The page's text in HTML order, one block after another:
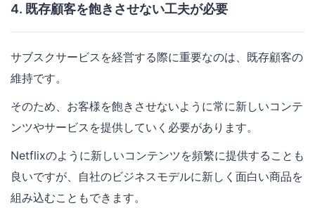
4. 既存顧客を飽きさせない工夫が必要
サブスクサービスを経営する際に重要なのは、既存顧客の
維持です。
そのため、お客様を飽きさせないように常に新しいコンテ
ンツやサービスを提供していく必要があります。
Netflixのように新しいコンテンツを頻繁に提供することも
良いですが、自社のビジネスモデルに新しく面白い商品を
組み込むこともできます。